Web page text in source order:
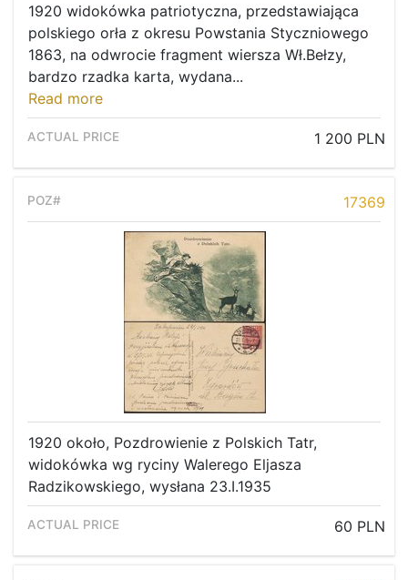
1920 widokówka patriotyczna, przedstawiająca
polskiego orła z okresu Powstania Styczniowego
1863, na odwrocie fragment wiersza Wł.Bełzy,
bardzo rzadka karta, wydana...
Read more
1 200 PLN
17369
1920 około, Pozdrowienie z Polskich Tatr,
widokówka wg ryciny Walerego Eljasza
Radzikowskiego, wysłana 23.I.1935
60 PLN